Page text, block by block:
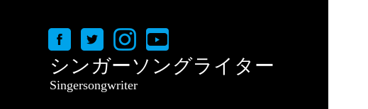
シンガーソングライター
Singersongwriter